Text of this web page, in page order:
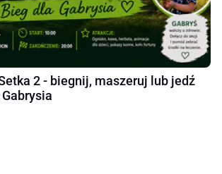
2 - biegnij, maszeruj lub jedź